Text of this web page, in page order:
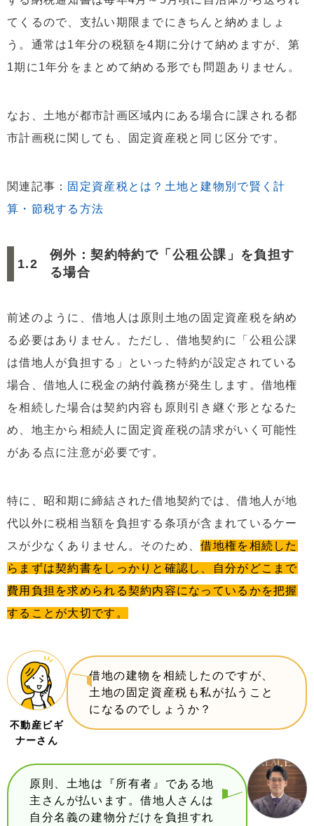
てくるので、支払い期限までにきちんと納めましょ
う。通常は1年分の税額を4期に分けて納めますが、第
1期に1年分をまとめて納める形でも問題ありません。
なお、土地が都市計画区域内にある場合に課される都
市計画税に関しても、固定資産税と同じ区分です。
関連記事： 固定資産税とは？土地と建物別で賢く計
算・節税する方法
例外：契約特約で「公租公課」を負担す
る場合
前述のように、借地人は原則土地の固定資産税を納め
る必要はありません。ただし、借地契約に「公租公課
は借地人が負担する」といった特約が設定されている
場合、借地人に税金の納付義務が発生します。借地権
を相続した場合は契約内容も原則引き継ぐ形となるた
め、地主から相続人に固定資産税の請求がいく可能性
がある点に注意が必要です。
特に、昭和期に締結された借地契約では、借地人が地
代以外に税相当額を負担する条項が含まれているケー
スが少なくありません。そのため、借地権を相続した
らまずは契約書をしっかりと確認し、自分がどこまで
費用負担を求められる契約内容になっているかを把握
することが大切です。
不動産ビギ
ナーさん
借地の建物を相続したのですが、
土地の固定資産税も私が払うこと
になるのでしょうか？
原則、土地は『所有者』である地
主さんが払います。借地人さんは
自分名義の建物分だけを負担すれ